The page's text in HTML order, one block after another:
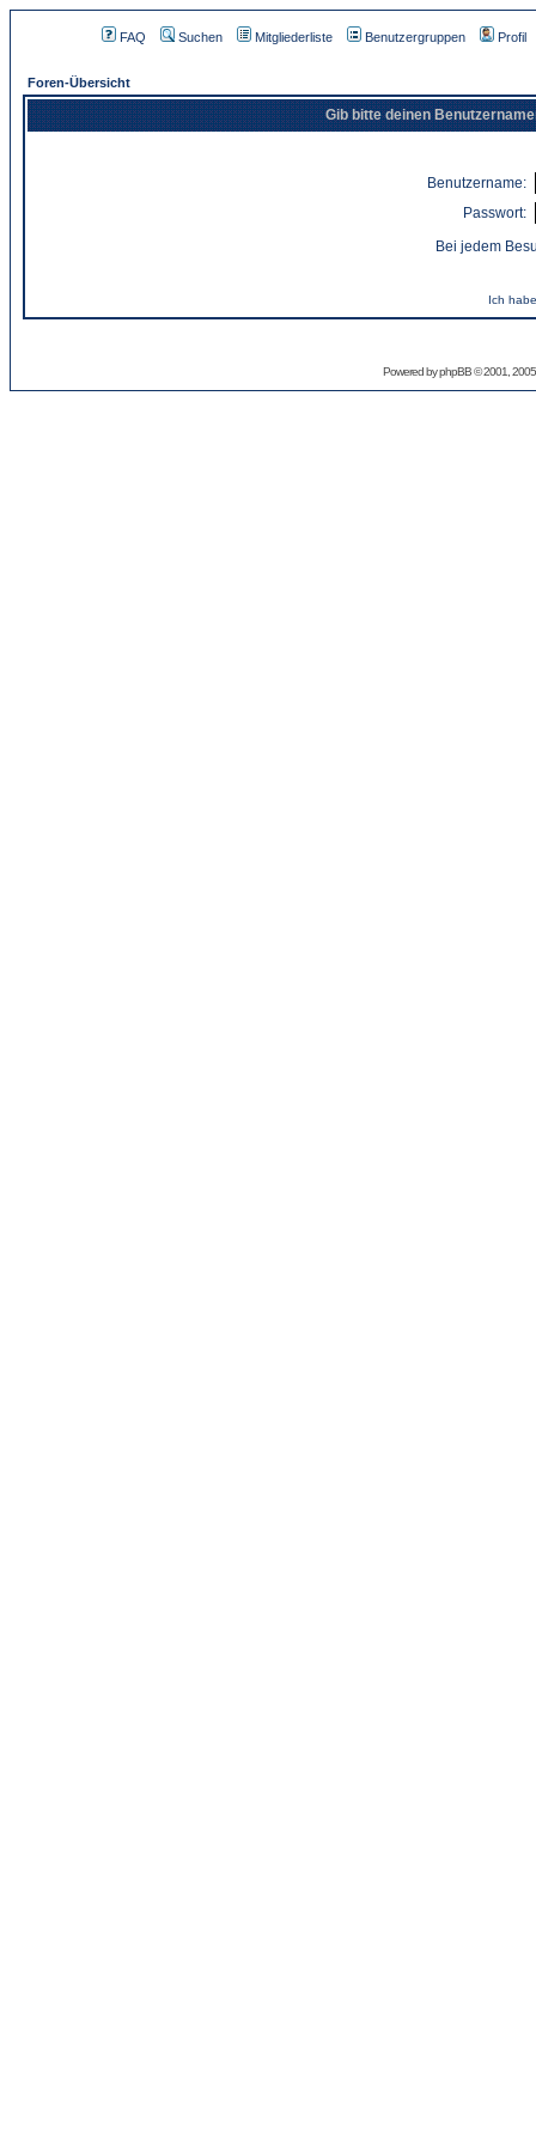
FAQ Suchen Mitgliederliste Benutzergruppen Profil
Foren-Übersicht
Gib bitte deinen
Benutzername:
Passwort:
Bei jedem
Ich
Powered byphpBB© 2001,